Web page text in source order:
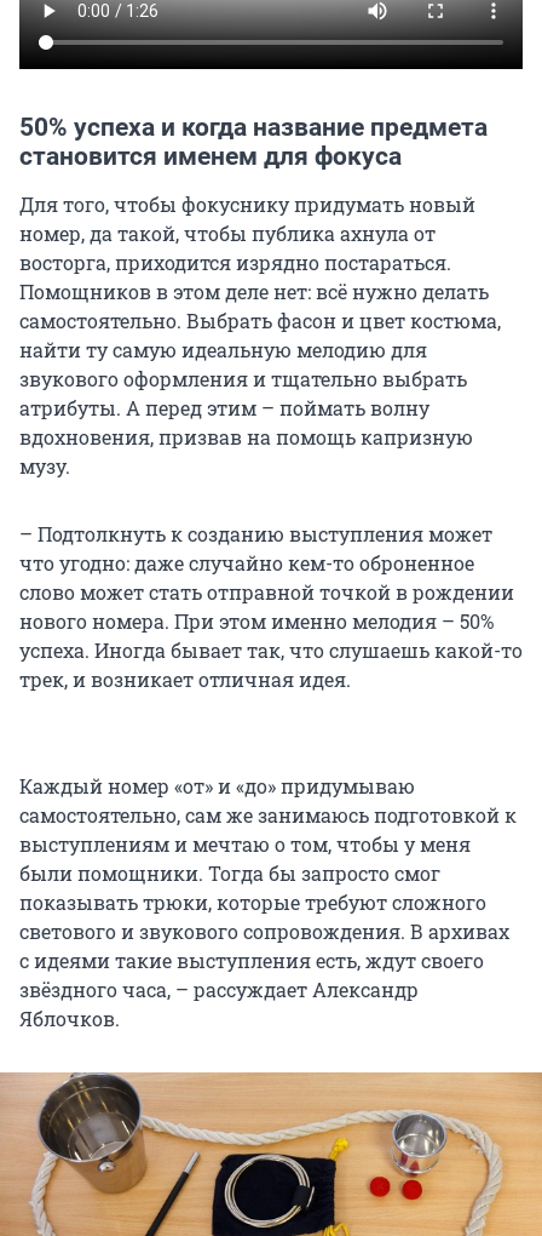
50% успеха и когда название предмета
становится именем для фокуса
Для того, чтобы фокуснику придумать новый
номер, да такой, чтобы публика ахнула от
восторга, приходится изрядно постараться.
Помощников в этом деле нет: всё нужно делать
самостоятельно. Выбрать фасон и цвет костюма,
найти ту самую идеальную мелодию для
звукового оформления и тщательно выбрать
атрибуты. А перед этим – поймать волну
вдохновения, призвав на помощь капризную
музу.
– Подтолкнуть к созданию выступления может
что угодно: даже случайно кем-то оброненное
слово может стать отправной точкой в рождении
нового номера. При этом именно мелодия – 50%
успеха. Иногда бывает так, что слушаешь какой-то
трек, и возникает отличная идея.
Каждый номер «от» и «до» придумываю
самостоятельно, сам же занимаюсь подготовкой к
выступлениям и мечтаю о том, чтобы у меня
были помощники. Тогда бы запросто смог
показывать трюки, которые требуют сложного
светового и звукового сопровождения. В архивах
с идеями такие выступления есть, ждут своего
звёздного часа, – рассуждает Александр
Яблочков.